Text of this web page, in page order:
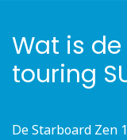
Wat is de
touring
De Starboard Zen